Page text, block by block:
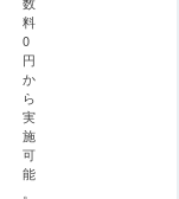
料
0
円
か
ら
実
施
可
能